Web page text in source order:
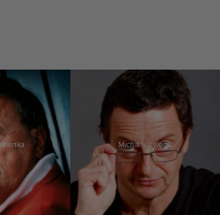
Michal Viewegh